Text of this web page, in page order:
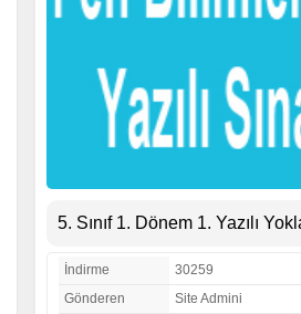
5. Sınıf 1. Dönem 1. Yazılı
İndirme
30259
Gönderen
Site Admini